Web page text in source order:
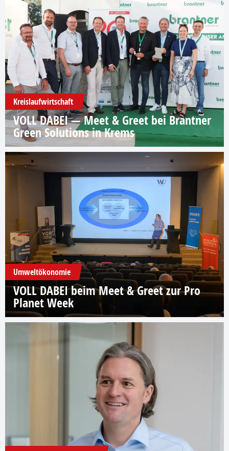
Kreislaufwirtschaft
VOLL DABEI — Meet & Greet bei Brantner
Green Solutions in Krems
Umweltökonomie
VOLL DABEI beim Meet & Greet zur Pro
Planet Week